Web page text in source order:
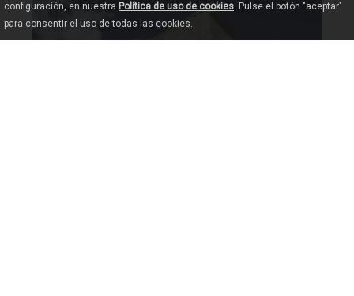
configuración, en nuestra Política de uso de cookies. Pulse el botón "aceptar"
para consentir el uso de todas las cookies.